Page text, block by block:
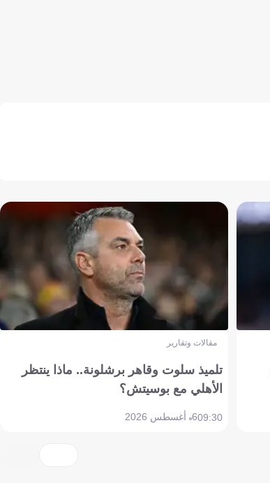
مقالات وتقارير
تلميذ سلوت وقاهر برشلونة.. ماذا ينتظر
الأهلي مع بوسيتش؟
09:306 أغسطس 2026